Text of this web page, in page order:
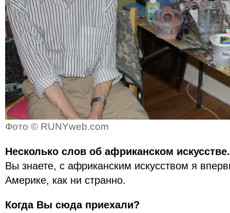
Фото © RUNYweb.com
Несколько слов об африканском искусстве.
Вы знаете, с африканским искусством я
Америке, как ни странно.
Когда Вы сюда приехали?